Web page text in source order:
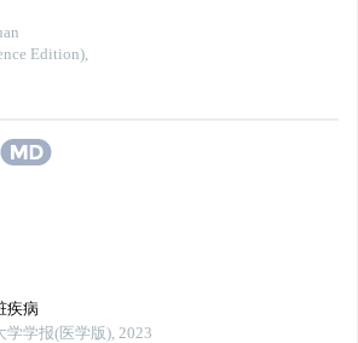
Edition),
疾病
学学报(医学版), 2023